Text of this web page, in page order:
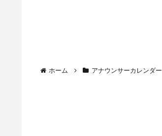
ホーム アナウンサーカレンダー